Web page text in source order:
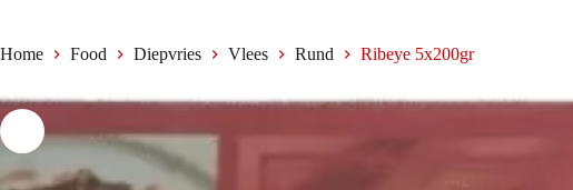
Home Food Diepvries Vlees Rund Ribeye 5x200gr